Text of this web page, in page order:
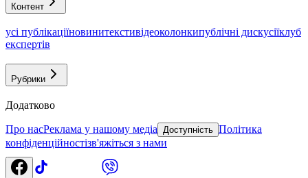
Контент
усі публікаціїновинитекстивідеоколонкипублічні дискусіїклуб
експертів
Рубрики
Додатково
Про насРеклама у нашому медіа Доступність Політика
конфіденційностізв'яжіться з нами